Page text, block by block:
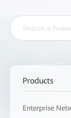
Products
Enterprise